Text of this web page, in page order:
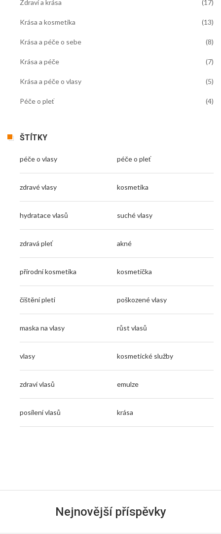
Zdraví a krása (17)
Krása a kosmetika (13)
Krása a péče o sebe (8)
Krása a péče (7)
Krása a péče o vlasy (5)
Péče o pleť (4)
ŠTÍTKY
péče o vlasy péče o pleť
zdravé vlasy kosmetika
hydratace vlasů suché vlasy
zdravá pleť akné
přírodní kosmetika kosmetička
čištění pleti poškozené vlasy
maska na vlasy růst vlasů
vlasy kosmetické služby
zdraví vlasů emulze
posílení vlasů krása
Nejnovější příspěvky